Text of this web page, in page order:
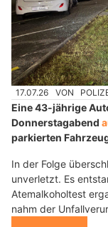
17.07.26 VON
Eine 43-jährige
Donnerstagabend
parkierten
In der Folge
unverletzt. Es
Atemalkoholtest
nahm der